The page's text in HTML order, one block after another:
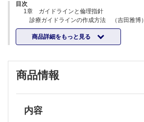
目次
1章 ガイドラインと倫理指針
診療ガイドラインの作成方法 （吉田雅博）
臨床研究に関する倫理指針 （片山 宏）
2章 聴覚・平衡機能障害
A．中耳疾患
中耳真珠腫 （小森 学）
鼓室形成術 （山本 裕）
耳管開放症 （日下伊織，池田怜吉）
B．内耳疾患
商品詳細をもっと見る
商品情報
内容